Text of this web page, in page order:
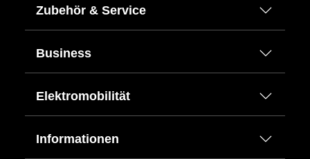
Zubehör & Service
Business
Elektromobilität
Informationen